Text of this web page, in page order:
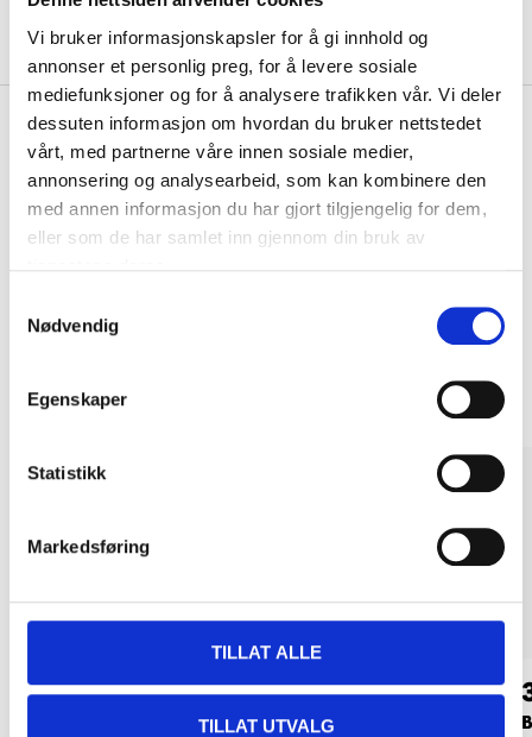
Vi bruker informasjonskapsler for å gi innhold og
annonser et personlig preg, for å levere sosiale
mediefunksjoner og for å analysere trafikken vår. Vi deler
dessuten informasjon om hvordan du bruker nettstedet
vårt, med partnerne våre innen sosiale medier,
annonsering og analysearbeid, som kan kombinere den
med annen informasjon du har gjort tilgjengelig for dem,
eller som de har samlet inn gjennom din bruk av
Nødvendig
Egenskaper
Statistikk
Markedsføring
TILLAT ALLE
TILLAT UTVALG
Om produsenten
Kjøp & Hent
Kjøp & Hent i ditt varehus.
LES MER
369,- 329,-
Bremseskive